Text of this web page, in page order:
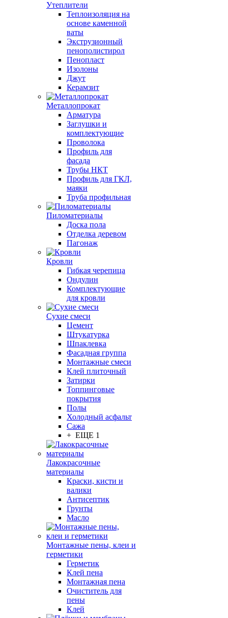
Утеплители
Теплоизоляция на
основе каменной
ваты
Экструзионный
пенополистирол
Пенопласт
Изолоны
Джут
Керамзит
Металлопрокат
Арматура
Заглушки и
комплектующие
Проволока
Профиль для
фасада
Трубы НКТ
Профиль для ГКЛ,
маяки
Труба профильная
Пиломатериалы
Доска пола
Отделка деревом
Пагонаж
Кровли
Гибкая черепица
Ондулин
Комплектующие
для кровли
Сухие смеси
Цемент
Штукатурка
Шпаклевка
Фасадная группа
Монтажные смеси
Клей плиточный
Затирки
Топпинговые
покрытия
Полы
Холодный асфальт
Сажа
+ ЕЩЕ 1
Лакокрасочные
материалы
Краски, кисти и
валики
Антисептик
Грунты
Масло
Монтажные пены, клеи и
герметики
Герметик
Клей пена
Монтажная пена
Очиститель для
пены
Клей